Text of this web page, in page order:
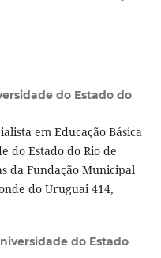
do Estado do
em Educação Básica
do Estado do Rio de
da Fundação Municipal
do Uruguai 414,
do Estado